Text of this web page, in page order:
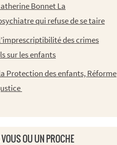
Bonnet La
qui refuse de se taire
des crimes
sur les enfants
Protection des enfants, Réforme
VOUS OU UN PROCHE